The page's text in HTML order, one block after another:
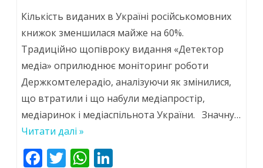
і
не
захаращуємо
фонди
Кількість виданих в Україні російськомовних
книжок зменшилася майже на 60%.
Традиційно щопівроку видання «Детектор
медіа» оприлюднює моніторинг роботи
Держкомтелерадіо, аналізуючи як змінилися,
що втратили і що набули медіапростір,
медіаринок і медіаспільнота України. Значну…
Читати далі »
F T W